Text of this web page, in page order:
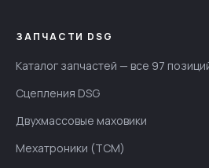
ЗАПЧАСТИ DSG
Каталог запчастей — все 97
Сцепления DSG
Двухмассовые маховики
Мехатроники (TCM)